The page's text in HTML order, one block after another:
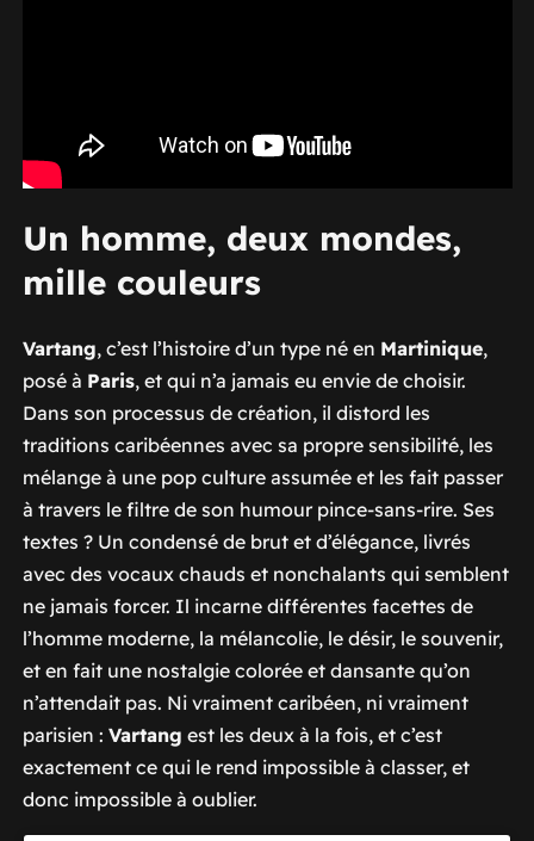
Un homme, deux mondes,
mille couleurs
Vartang, c’est l’histoire d’un type né en Martinique,
posé à Paris, et qui n’a jamais eu envie de choisir.
Dans son processus de création, il distord les
traditions caribéennes avec sa propre sensibilité, les
mélange à une pop culture assumée et les fait passer
à travers le filtre de son humour pince-sans-rire. Ses
textes ? Un condensé de brut et d’élégance, livrés
avec des vocaux chauds et nonchalants qui semblent
ne jamais forcer. Il incarne différentes facettes de
l’homme moderne, la mélancolie, le désir, le souvenir,
et en fait une nostalgie colorée et dansante qu’on
n’attendait pas. Ni vraiment caribéen, ni vraiment
parisien : Vartang est les deux à la fois, et c’est
exactement ce qui le rend impossible à classer, et
donc impossible à oublier.